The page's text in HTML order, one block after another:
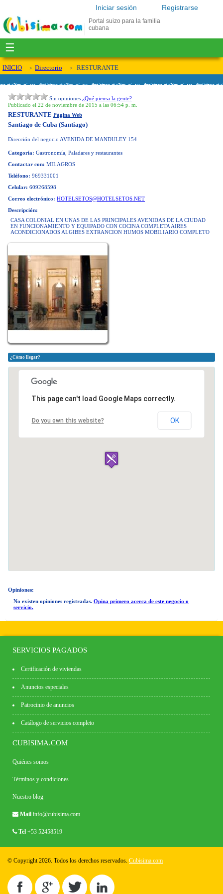
Registrarse
Iniciar sesión
Portal suizo para la familia
cubana
☰
INICIO Directorio RESTURANTE
Sin opiniones ¿Qué piensa la gente?
Publicado el 22 de noviembre de 2015 a las 06:54 p. m.
RESTURANTE Página Web
Santiago de Cuba (Santiago)
Dirección del negocio AVENIDA DE MANDULEY 154
Categoría: Gastronomía, Paladares y restaurantes
Contactar con: MILAGROS
Teléfono: 969331001
Celular: 609268598
Correo electrónico: HOTELSETOS@HOTELSETOS.NET
Descripción:
CASA COLONIAL EN UNAS DE LAS PRINCIPALES AVENIDAS DE LA CIUDAD
EN FUNCIONAMIENTO Y EQUIPADO CON COCINA COMPLETA AIRES
ACONDICIONADOS ALGIBES EXTRANCION HUMOS MOBILIARIO COMPLETO
¿Cómo llegar?
This page can't load Google Maps correctly.
Do you own this website? OK
Opiniones:
No existen opiniones registradas. Opina primero acerca de este negocio o
servicio.
SERVICIOS PAGADOS
Certificación de viviendas
Anuncios especiales
Patrocinio de anuncios
Catálogo de servicios completo
CUBISIMA.COM
Quiénes somos
Términos y condiciones
Nuestro blog
Mail info@cubisima.com
Tel +53 52458519
© Copyright 2026. Todos los derechos reservados. Cubisima.com